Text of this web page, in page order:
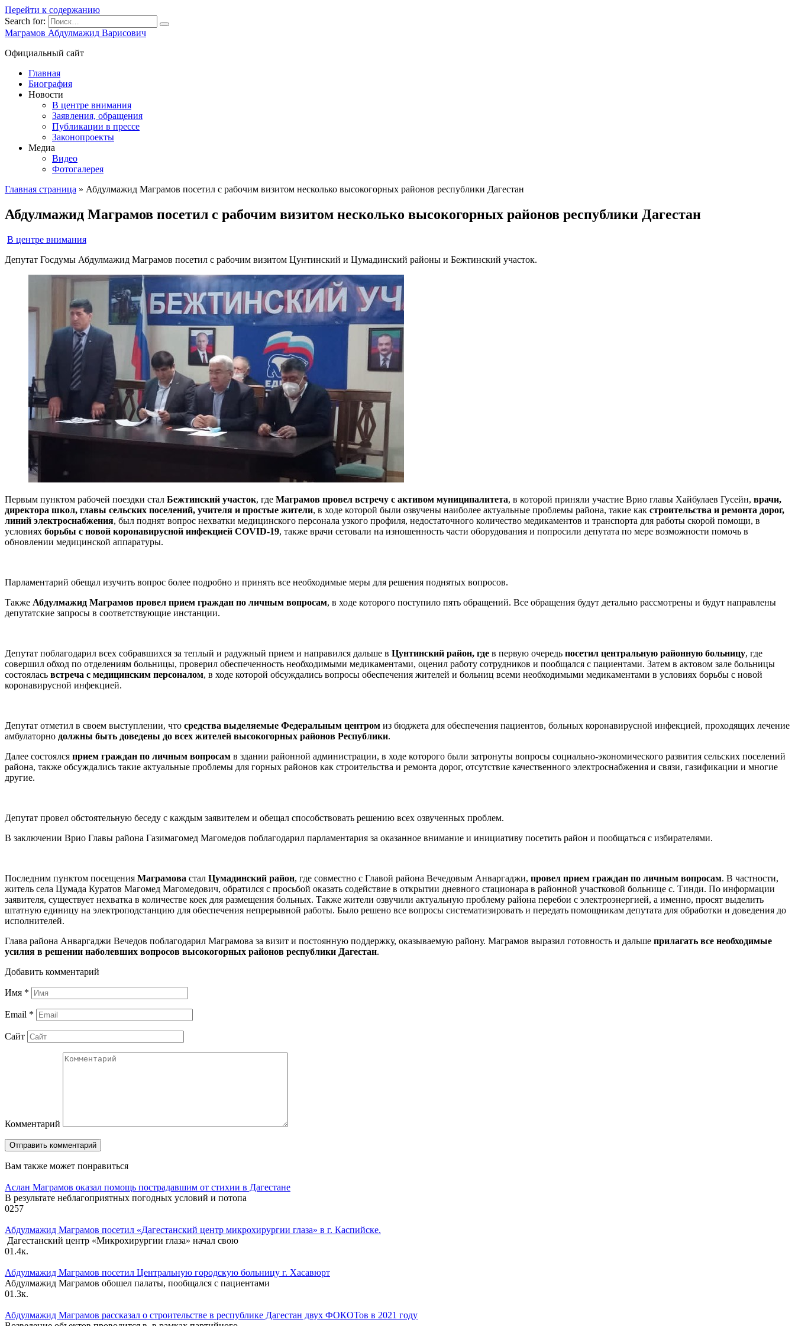
Перейти к содержанию
Search for:
Маграмов Абдулмажид Варисович
Официальный сайт
Главная
Биография
Новости
В центре внимания
Заявления, обращения
Публикации в прессе
Законопроекты
Медиа
Видео
Фотогалерея
Главная страница » Абдулмажид Маграмов посетил с рабочим визитом несколько высокогорных районов республики Дагестан
Абдулмажид Маграмов посетил с рабочим визитом несколько высокогорных районов республики Дагестан
В центре внимания
Депутат Госдумы Абдулмажид Маграмов посетил с рабочим визитом Цунтинский и Цумадинский районы и Бежтинский участок.
Первым пунктом рабочей поездки стал Бежтинский участок, где Маграмов провел встречу с активом муниципалитета, в которой приняли участие Врио главы Хайбулаев Гусейн, врачи,
директора школ, главы сельских поселений, учителя и простые жители, в ходе которой были озвучены наиболее актуальные проблемы района, такие как строительства и ремонта дорог,
линий электроснабжения, был поднят вопрос нехватки медицинского персонала узкого профиля, недостаточного количество медикаментов и транспорта для работы скорой помощи, в
условиях борьбы с новой коронавирусной инфекцией COVID-19, также врачи сетовали на изношенность части оборудования и попросили депутата по мере возможности помочь в
обновлении медицинской аппаратуры.
Парламентарий обещал изучить вопрос более подробно и принять все необходимые меры для решения поднятых вопросов.
Также Абдулмажид Маграмов провел прием граждан по личным вопросам, в ходе которого поступило пять обращений. Все обращения будут детально рассмотрены и будут направлены
депутатские запросы в соответствующие инстанции.
Депутат поблагодарил всех собравшихся за теплый и радужный прием и направился дальше в Цунтинский район, где в первую очередь посетил центральную районную больницу, где
совершил обход по отделениям больницы, проверил обеспеченность необходимыми медикаментами, оценил работу сотрудников и пообщался с пациентами. Затем в актовом зале больницы
состоялась встреча с медицинским персоналом, в ходе которой обсуждались вопросы обеспечения жителей и больниц всеми необходимыми медикаментами в условиях борьбы с новой
коронавирусной инфекцией.
Депутат отметил в своем выступлении, что средства выделяемые Федеральным центром из бюджета для обеспечения пациентов, больных коронавирусной инфекцией, проходящих лечение
амбулаторно должны быть доведены до всех жителей высокогорных районов Республики.
Далее состоялся прием граждан по личным вопросам в здании районной администрации, в ходе которого были затронуты вопросы социально-экономического развития сельских поселений
района, также обсуждались такие актуальные проблемы для горных районов как строительства и ремонта дорог, отсутствие качественного электроснабжения и связи, газификации и многие
другие.
Депутат провел обстоятельную беседу с каждым заявителем и обещал способствовать решению всех озвученных проблем.
В заключении Врио Главы района Газимагомед Магомедов поблагодарил парламентария за оказанное внимание и инициативу посетить район и пообщаться с избирателями.
Последним пунктом посещения Маграмова стал Цумадинский район, где совместно с Главой района Вечедовым Анваргаджи, провел прием граждан по личным вопросам. В частности,
житель села Цумада Куратов Магомед Магомедович, обратился с просьбой оказать содействие в открытии дневного стационара в районной участковой больнице с. Тинди. По информации
заявителя, существует нехватка в количестве коек для размещения больных. Также жители озвучили актуальную проблему района перебои с электроэнергией, а именно, просят выделить
штатную единицу на электроподстанцию для обеспечения непрерывной работы. Было решено все вопросы систематизировать и передать помощникам депутата для обработки и доведения до
исполнителей.
Глава района Анваргаджи Вечедов поблагодарил Маграмова за визит и постоянную поддержку, оказываемую району. Маграмов выразил готовность и дальше прилагать все необходимые
усилия в решении наболевших вопросов высокогорных районов республики Дагестан.
Добавить комментарий
Имя *
Email *
Сайт
Комментарий
Вам также может понравиться
Аслан Маграмов оказал помощь пострадавшим от стихии в Дагестане
В результате неблагоприятных погодных условий и потопа
0257
Абдулмажид Маграмов посетил «Дагестанский центр микрохирургии глаза» в г. Каспийске.
Дагестанский центр «Микрохирургии глаза» начал свою
01.4к.
Абдулмажид Маграмов посетил Центральную городскую больницу г. Хасавюрт
Абдулмажид Маграмов обошел палаты, пообщался с пациентами
01.3к.
Абдулмажид Маграмов рассказал о строительстве в республике Дагестан двух ФОКОТов в 2021 году